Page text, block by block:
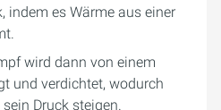
indem es Wärme aus einer
wird dann von einem
und verdichtet, wodurch
Druck steigen.